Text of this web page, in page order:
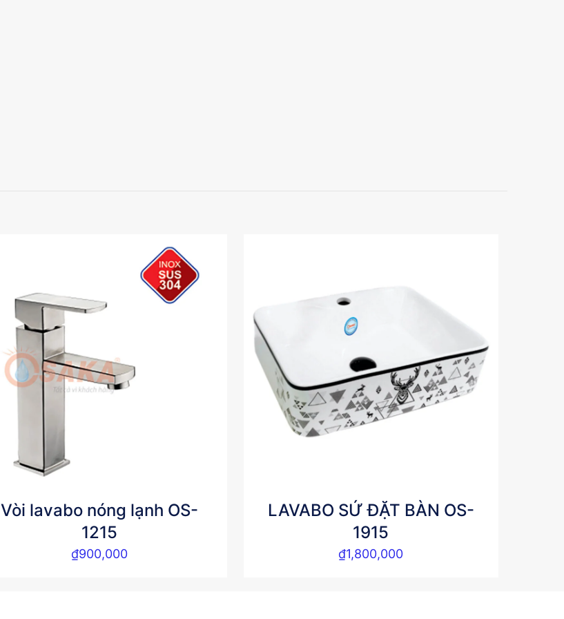
Vòi lavabo nóng lạnh OS-
1215
₫900,000
LAVABO SỨ ĐẶT BÀN OS-
1915
₫1,800,000